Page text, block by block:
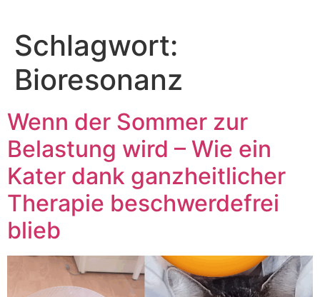
springen
Schlagwort:
Bioresonanz
Wenn der Sommer zur
Belastung wird – Wie ein
Kater dank ganzheitlicher
Therapie beschwerdefrei
blieb